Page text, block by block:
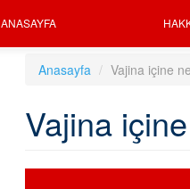
ANASAYFA
Anasayfa Vajina içine
Vajina